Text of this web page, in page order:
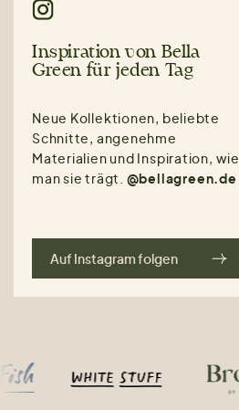
Inspiration von Bella
Green für jeden Tag
Neue Kollektionen, beliebte
Schnitte, angenehme
Materialien und Inspiration, wie
man sie trägt. @bellagreen.de
Auf Instagram folgen